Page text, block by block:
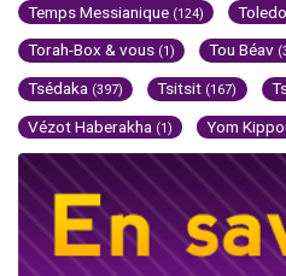
Temps Messianique (124)
Torah-Box & vous (1) Tou Béav
Tsédaka (397) Tsitsit (167)
Vézot Haberakha (1) Yom